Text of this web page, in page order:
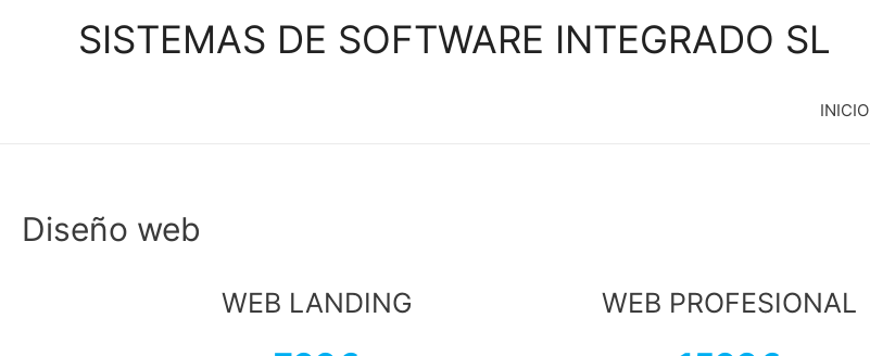
SISTEMAS DE SOFTWARE INTEGRADO SL
INICIO
Diseño web
WEB LANDING WEB PROFESIONAL